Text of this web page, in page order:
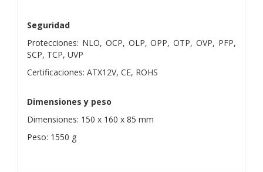
Seguridad
Protecciones: NLO, OCP, OLP, OPP, OTP, OVP, PFP,
SCP, TCP, UVP
Certificaciones: ATX12V, CE, ROHS
Dimensiones y peso
Dimensiones: 150 x 160 x 85 mm
Peso: 1550 g